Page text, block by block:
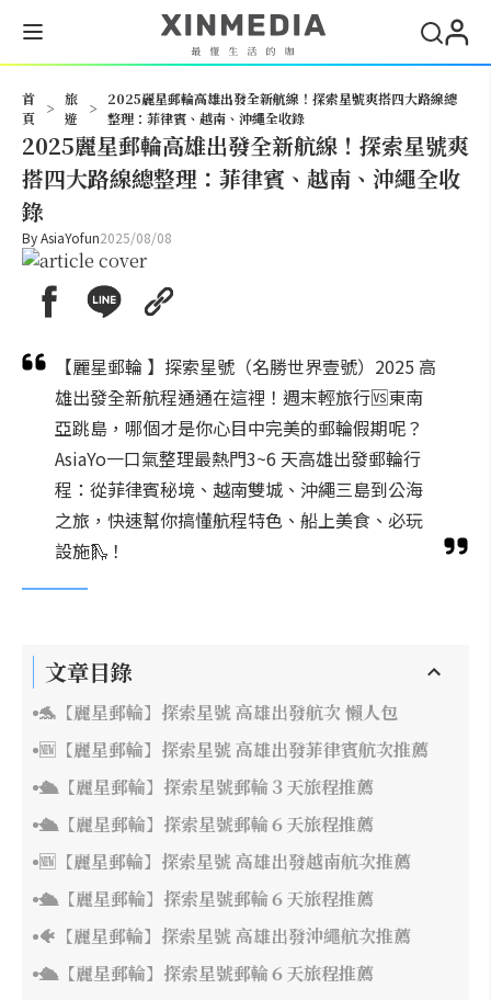
首
頁
>
旅
遊
>
2025麗星郵輪高雄出發全新航線！探索星號爽搭四大路線總
整理：菲律賓、越南、沖繩全收錄
2025麗星郵輪高雄出發全新航線！探索星號爽
搭四大路線總整理：菲律賓、越南、沖繩全收
錄
ByAsiaYofun2025/08/08
【麗星郵輪 】探索星號（名勝世界壹號）2025 高
雄出發全新航程通通在這裡！週末輕旅行🆚東南
亞跳島，哪個才是你心目中完美的郵輪假期呢？
AsiaYo一口氣整理最熱門3~6 天高雄出發郵輪行
程：從菲律賓秘境、越南雙城、沖繩三島到公海
之旅，快速幫你搞懂航程特色、船上美食、必玩
設施🛝！
文章目錄
🐬【麗星郵輪】探索星號 高雄出發航次 懶人包
🆕【麗星郵輪】探索星號 高雄出發菲律賓航次推薦
🛳️【麗星郵輪】探索星號郵輪３天旅程推薦
🛳️【麗星郵輪】探索星號郵輪６天旅程推薦
🆕【麗星郵輪】探索星號 高雄出發越南航次推薦
🛳️【麗星郵輪】探索星號郵輪６天旅程推薦
🐠【麗星郵輪】探索星號 高雄出發沖繩航次推薦
🛳️【麗星郵輪】探索星號郵輪６天旅程推薦